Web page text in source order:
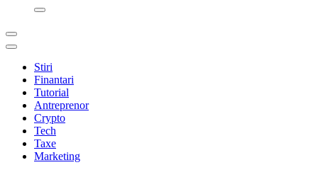
Stiri
Finantari
Tutorial
Antreprenor
Crypto
Tech
Taxe
Marketing